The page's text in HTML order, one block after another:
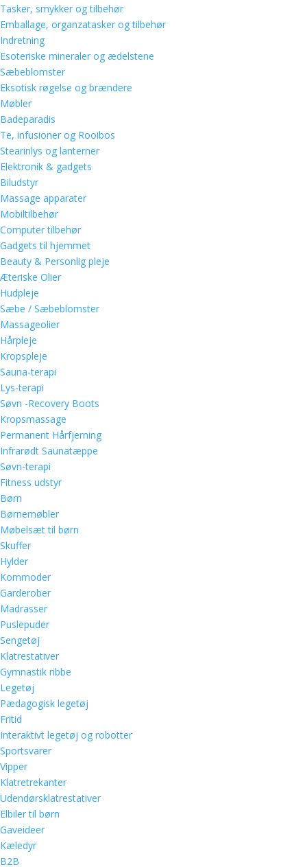
Tasker, smykker og tilbehør
Emballage, organzatasker og tilbehør
Indretning
Esoteriske mineraler og ædelstene
Sæbeblomster
Eksotisk røgelse og brændere
Møbler
Badeparadis
Te, infusioner og Rooibos
Stearinlys og lanterner
Elektronik & gadgets
Biludstyr
Massage apparater
Mobiltilbehør
Computer tilbehør
Gadgets til hjemmet
Beauty & Personlig pleje
Æteriske Olier
Hudpleje
Sæbe / Sæbeblomster
Massageolier
Hårpleje
Kropspleje
Sauna-terapi
Lys-terapi
Søvn -Recovery Boots
Kropsmassage
Permanent Hårfjerning
Infrarødt Saunatæppe
Søvn-terapi
Fitness udstyr
Børn
Børnemøbler
Møbelsæt til børn
Skuffer
Hylder
Kommoder
Garderober
Madrasser
Puslepuder
Sengetøj
Klatrestativer
Gymnastik ribbe
Legetøj
Pædagogisk legetøj
Fritid
Interaktivt legetøj og robotter
Sportsvarer
Vipper
Klatretrekanter
Udendørsklatrestativer
Elbiler til børn
Gaveideer
Kæledyr
B2B